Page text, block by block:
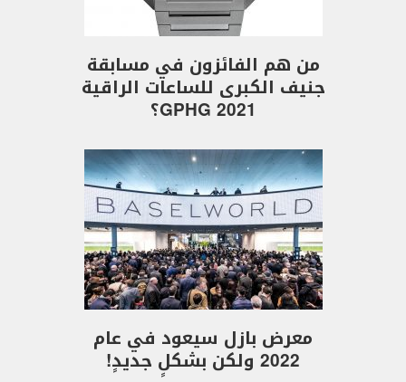
من هم الفائزون في مسابقة
جنيف الكبرى للساعات الراقية
GPHG 2021؟
معرض بازل سيعود في عام
2022 ولكن بشكلٍ جديدٍ!